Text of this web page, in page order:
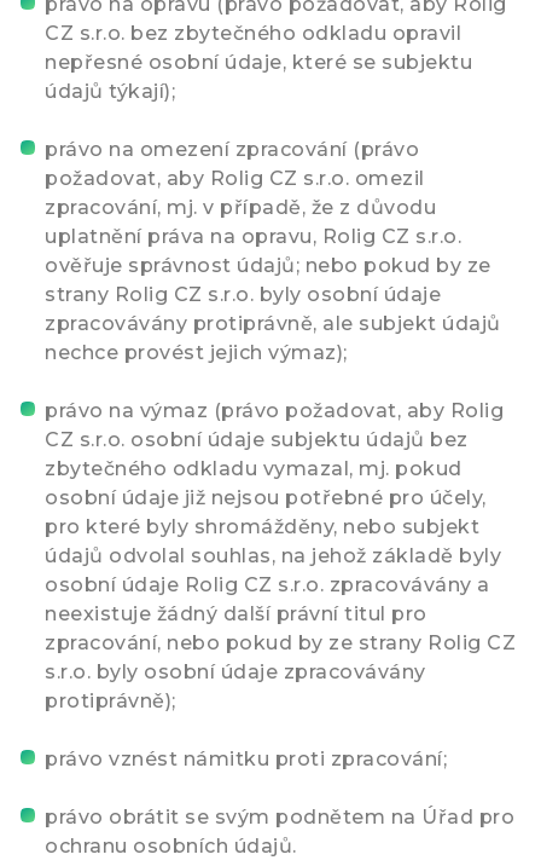
CZ s.r.o. bez zbytečného odkladu opravil
nepřesné osobní údaje, které se subjektu
údajů týkají);
právo na omezení zpracování (právo
požadovat, aby Rolig CZ s.r.o. omezil
zpracování, mj. v případě, že z důvodu
uplatnění práva na opravu, Rolig CZ s.r.o.
ověřuje správnost údajů; nebo pokud by ze
strany Rolig CZ s.r.o. byly osobní údaje
zpracovávány protiprávně, ale subjekt údajů
nechce provést jejich výmaz);
právo na výmaz (právo požadovat, aby Rolig
CZ s.r.o. osobní údaje subjektu údajů bez
zbytečného odkladu vymazal, mj. pokud
osobní údaje již nejsou potřebné pro účely,
pro které byly shromážděny, nebo subjekt
údajů odvolal souhlas, na jehož základě byly
osobní údaje Rolig CZ s.r.o. zpracovávány a
neexistuje žádný další právní titul pro
zpracování, nebo pokud by ze strany Rolig CZ
s.r.o. byly osobní údaje zpracovávány
protiprávně);
právo vznést námitku proti zpracování;
právo obrátit se svým podnětem na Úřad pro
ochranu osobních údajů.